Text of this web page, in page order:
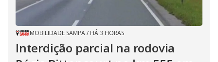
MOBILIDADE SAMPA/ HÁ 3 HORAS
Interdição parcial na rodovia